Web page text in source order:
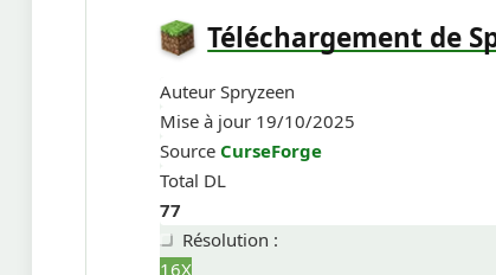
Téléchargement de
Auteur Spryzeen
Mise à jour 19/10/2025
Source CurseForge
Total DL
77
Résolution :
16X